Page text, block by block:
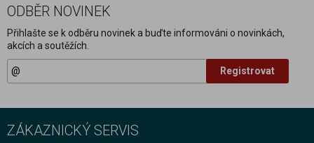
ODBĚR NOVINEK
Přihlašte se k odběru novinek a buďte informováni o novinkách,
akcích a soutěžích.
Registrovat
ZÁKAZNICKÝ SERVIS